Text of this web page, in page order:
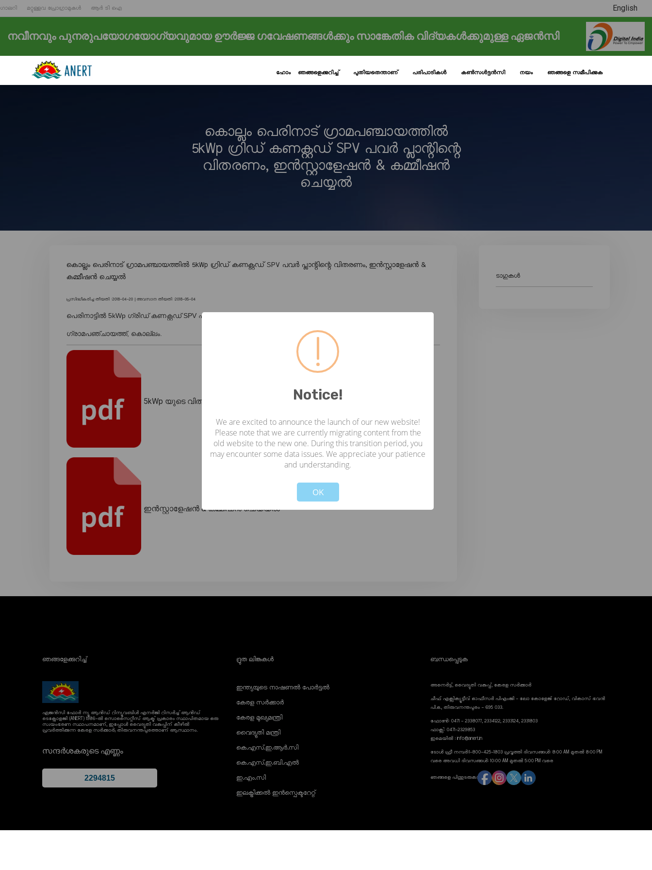
ഗാലറി മറ്റുള്ളവ പ്രോഗ്രാമുകൾ ആർ ടി ഐ English
നവീനവും പുനരുപയോഗയോഗ്യവുമായ ഊർജ്ജ ഗവേഷണങ്ങൾക്കും സാങ്കേതിക വിദ്യകൾക്കുമുള്ള ഏജൻസി
ഹോം ഞങ്ങളെക്കുറിച്ച് പുതിയതെന്താണ് പരിപാടികൾ കൺസൾട്ടൻസി നയം ഞങ്ങളെ സമീപിക്കുക
കൊല്ലം പെരിനാട് ഗ്രാമപഞ്ചായത്തിൽ
5kWp ഗ്രിഡ് കണക്റ്റഡ് SPV പവർ പ്ലാന്റിന്റെ
വിതരണം, ഇൻസ്റ്റാളേഷൻ & കമ്മീഷൻ
ചെയ്യൽ
കൊല്ലം പെരിനാട് ഗ്രാമപഞ്ചായത്തിൽ 5kWp ഗ്രിഡ് കണക്റ്റഡ് SPV പവർ പ്ലാന്റിന്റെ വിതരണം, ഇൻസ്റ്റാളേഷൻ &
കമ്മീഷൻ ചെയ്യൽ
പ്രസിദ്ധീകരിച്ച തീയതി :2018-04-20 | അവസാന തീയതി :2018-05-04
പെരിനാട്ടിൽ 5kWp ഗ്രിഡ് കണക്റ്റഡ് SPV പവർ പ്ലാന്റിന്റെ വിതരണം, ഇൻസ്റ്റാളേഷൻ & കമ്മീഷൻ ചെയ്യൽ
ഗ്രാമപഞ്ചായത്ത്, കൊല്ലം.
5kWp യുടെ വിതരണം
ഇൻസ്റ്റാളേഷൻ & കമ്മീഷൻ ചെയ്യൽ
ടാഗുകൾ
ഞങ്ങളേക്കുറിച്ച്
ഏജൻസി ഫോർ ന്യൂ ആൻഡ് റിന്യൂവബിൾ എനർജി റിസർച്ച് ആൻഡ്
ടെക്നോളജി (ANERT) 1986-ൽ സൊസൈറ്റീസ് ആക്ട് പ്രകാരം സ്ഥാപിതമായ ഒരു
സ്വയംഭരണ സ്ഥാപനമാണ്, ഇപ്പോൾ വൈദ്യുതി വകുപ്പിന് കീഴിൽ
പ്രവർത്തിക്കുന്ന കേരള സർക്കാർ; തിരുവനന്തപുരത്താണ് ആസ്ഥാനം.
സന്ദർശകരുടെ എണ്ണം
ദ്രുത ലിങ്കുകൾ
ഇന്ത്യയുടെ നാഷണൽ പോർട്ടൽ
കേരള സർക്കാർ
കേരള മുഖ്യമന്ത്രി
വൈദ്യുതി മന്ത്രി
കെ.എസ്.ഇ.ആർ.സി
കെ.എസ്.ഇ.ബി.എൽ
ഇ.എം.സി
ഇലക്ട്രിക്കൽ ഇൻസ്പെക്ടറേറ്റ്
ബന്ധപ്പെടുക
അനെർട്ട്, വൈദ്യുതി വകുപ്പ്, കേരള സർക്കാർ
ചീഫ് എക്സിക്യൂട്ടീവ് ഓഫീസർ പിഎംജി - ലോ കോളേജ് റോഡ്, വികാസ് ഭവൻ
പി.ഒ., തിരുവനന്തപുരം - 695 033.
ഫോൺ: 0471 - 2338077, 2334122, 2333124, 2331803
ഫാക്സ്: 0471-2329853
ഇമെയിൽ : info@anert.in
ടോൾ ഫ്രീ നമ്പർ:1-800-425-1803 പ്രവൃത്തി ദിവസങ്ങൾ: 8:00 AM മുതൽ 8:00 PM
വരെ അവധി ദിവസങ്ങൾ: 10:00 AM മുതൽ 5:00 PM വരെ
ഞങ്ങളെ പിന്തുടരുക:
Notice!
We are excited to announce the launch of our new website!
Please note that we are currently migrating content from the
old website to the new one. During this transition period, you
may encounter some data issues. We appreciate your patience
and understanding.
OK